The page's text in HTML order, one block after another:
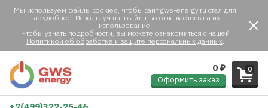
Мы используем файлы cookies, чтобы сайт gws-energy.ru стал для
вас удобнее. Используя наш сайт, вы соглашаетесь на их
использование.
Чтобы узнать подробности, вы можете ознакомиться с нашей
Политикой об обработке и защите персональных данных.
0
0 ₽
Оформить заказ